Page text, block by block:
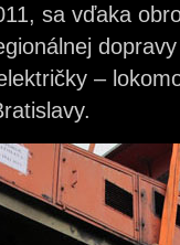
sa vďaka
–